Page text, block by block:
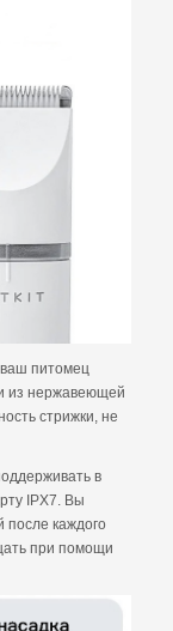
питомец
из нержавеющей
стрижки, не
в
IPX7. Вы
после каждого
при помощи